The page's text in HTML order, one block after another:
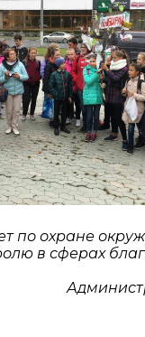
по охране
в сферах